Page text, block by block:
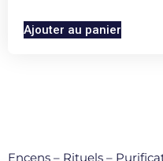
Ajouter au panier
Encens – Rituels –